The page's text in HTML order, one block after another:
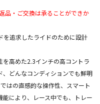
品・ご交換は承ることができか
を追求したライドのために設計
を高めた2.3インチの高コントラ
どんなコンディションでも鮮明
はの直感的な操作性、スマート
により、レース中でも、トレー